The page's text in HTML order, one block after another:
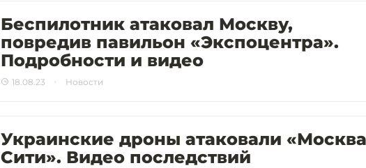
Беспилотник атаковал Москву,
повредив павильон «Экспоцентра».
Подробности и видео
18.08.23 Новости
Украинские дроны атаковали
Сити». Видео последствий